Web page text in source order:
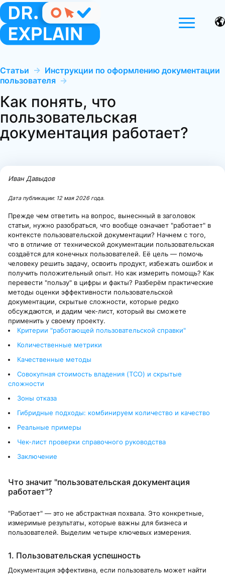
Статьи → Инструкции по оформлению документации
пользователя →
Как понять, что
пользовательская
документация работает?
Иван Давыдов
Дата публикации: 12 мая 2026 года.
Прежде чем ответить на вопрос, вынеснный в заголовок
статьи, нужно разобраться, что вообще означает "работает" в
контексте пользовательской документации? Начнем с того,
что в отличие от технической документации пользовательская
создаётся для конечных пользователей. Её цель — помочь
человеку решить задачу, освоить продукт, избежать ошибок и
получить положительный опыт. Но как измерить помощь? Как
перевести "пользу" в цифры и факты? Разберём практические
методы оценки эффективности пользовательской
документации, скрытые сложности, которые редко
обсуждаются, и дадим чек-лист, который вы сможете
применить у своему проекту.
Критерии "работающей пользовательской справки"
Количественные метрики
Качественные методы
Совокупная стоимость владения (TCO) и скрытые
сложности
Зоны отказа
Гибридные подходы: комбинируем количество и качество
Реальные примеры
Чек-лист проверки справочного руководства
Заключение
Что значит "пользовательская документация
работает"?
"Работает" — это не абстрактная похвала. Это конкретные,
измеримые результаты, которые важны для бизнеса и
пользователей. Выделим четыре ключевых измерения.
1. Пользовательская успешность
Документация эффективна, если пользователь может найти